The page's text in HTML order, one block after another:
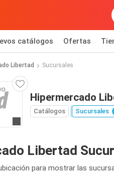
catálogos Ofertas
Libertad Sucursales
Hipermercado
Catálogos Sucursales
Libertad
para mostrar las